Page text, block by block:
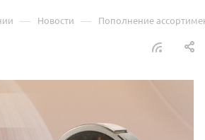
— Новости — Пополнение